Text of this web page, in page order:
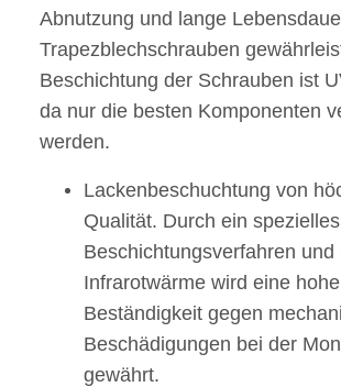
Abnutzung und lange
Trapezblechschrauben
Beschichtung der Schrauben ist
da nur die besten Komponenten
werden.
Lackenbeschuchtung von
Qualität. Durch ein spezielles
Beschichtungsverfahren und
Infrarotwärme wird eine hohe
Beständigkeit gegen
Beschädigungen bei der
gewährt.